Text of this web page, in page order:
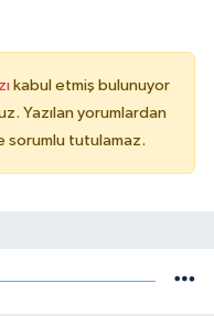
kabul etmiş bulunuyor
Yazılan yorumlardan
sorumlu tutulamaz.